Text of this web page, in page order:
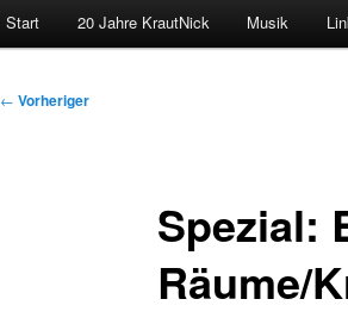
Start 20 Jahre KrautNick Musik
Beitragsnavigation
← Vorheriger
Spezial:
Räume/